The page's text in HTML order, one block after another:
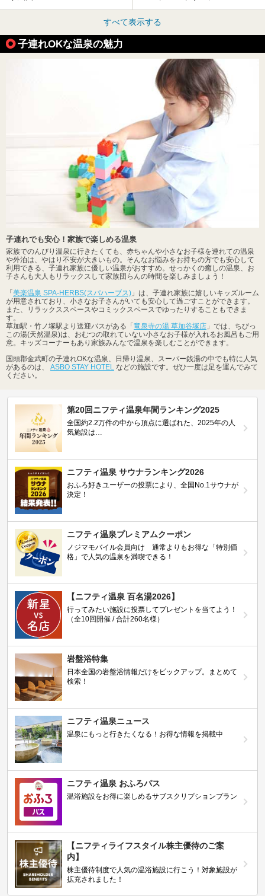
すべて表示する
子連れOKな温泉の魅力
子連れでも安心！家族で楽しめる温泉
家族でのんびり温泉に行きたくても、赤ちゃんや小さなお子様を連れての温泉
や外泊は、やはり不安が大きいもの。そんなお悩みをお持ちの方でも安心して
利用できる、子連れ家族に優しい温泉がおすすめ。せっかくの癒しの温泉、お
子さんも大人もリラックスして家族団らんの時間を楽しみましょう！
「美楽温泉 SPA-HERBS(スパハーブス) 」は、子連れ家族に嬉しいキッズルーム
が用意されており、小さなお子さんがいても安心して過ごすことができます。
また、リラックススペースやコミックスペースでゆったりすることもできま
す。
草加駅・竹ノ塚駅より送迎バスがある「竜泉寺の湯 草加谷塚店 」では、ちびっ
この湯(天然温泉)は、おむつの取れていない小さなお子様が入れるお風呂もご用
意。キッズコーナーもあり家族みんなで温泉を楽しむことができます。
国頭郡金武町の子連れOKな温泉、日帰り温泉、スーパー銭湯の中でも特に人気
があるのは、 ASBO STAY HOTEL
などの施設です。ぜひ一度は足を運んでみて
ください。
第20回ニフティ温泉年間ランキング2025
全国約2.2万件の中から頂点に選ばれた、2025年の人
気施設は…
ニフティ温泉 サウナランキング2026
おふろ好きユーザーの投票により、全国No.1サウナが
決定！
ニフティ温泉プレミアムクーポン
ノジマモバイル会員向け 通常よりもお得な「特別価
格」で人気の温泉を満喫できる！
【ニフティ温泉 百名湯2026】
行ってみたい施設に投票してプレゼントを当てよう！
（全10回開催 / 合計260名様）
岩盤浴特集
日本全国の岩盤浴情報だけをピックアップ。まとめて
検索！
ニフティ温泉ニュース
温泉にもっと行きたくなる！お得な情報を掲載中
ニフティ温泉 おふろパス
温浴施設をお得に楽しめるサブスクリプションプラン
【ニフティライフスタイル株主優待のご案
内】
株主優待制度で人気の温浴施設に行こう！対象施設が
拡充されました！